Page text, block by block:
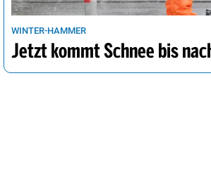
WINTER-HAMMER
Jetzt kommt Schnee bis